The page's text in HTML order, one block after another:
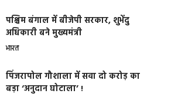
पश्चिम बंगाल में बीजेपी सरकार, शुभेंदु
अधिकारी बने मुख्यमंत्री
भारत
​पिंजरापोल गौशाला में सवा दो करोड़ का
बड़ा ‘अनुदान घोटाला’ !